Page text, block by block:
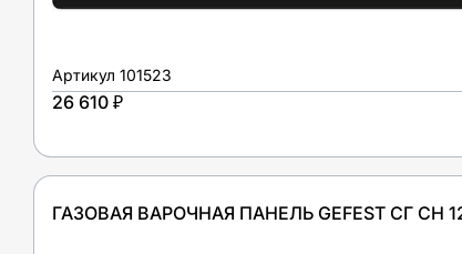
Артикул 101523
26 610 ₽
ГАЗОВАЯ ВАРОЧНАЯ ПАНЕЛЬ GEFEST СГ СН